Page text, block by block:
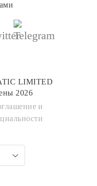
LIMITED
2026
и